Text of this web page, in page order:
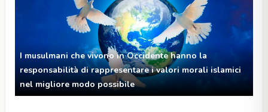
I musulmani che vivono in Occidente hanno la
responsabilità di rappresentare i valori morali islamici
nel migliore modo possibile